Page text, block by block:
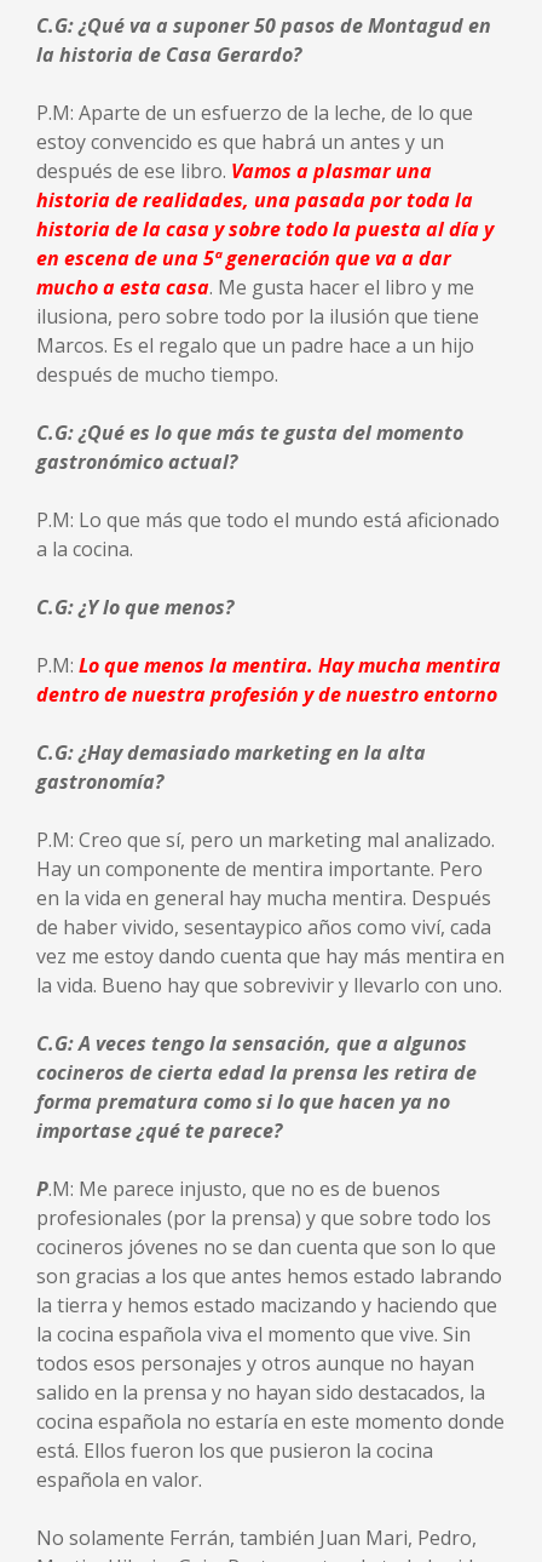
C.G: ¿Qué va a suponer 50 pasos de Montagud en
la historia de Casa Gerardo?
P.M: Aparte de un esfuerzo de la leche, de lo que
estoy convencido es que habrá un antes y un
después de ese libro. Vamos a plasmar una
historia de realidades, una pasada por toda la
historia de la casa y sobre todo la puesta al día y
en escena de una 5ª generación que va a dar
mucho a esta casa. Me gusta hacer el libro y me
ilusiona, pero sobre todo por la ilusión que tiene
Marcos. Es el regalo que un padre hace a un hijo
después de mucho tiempo.
C.G: ¿Qué es lo que más te gusta del momento
gastronómico actual?
P.M: Lo que más que todo el mundo está aficionado
a la cocina.
C.G: ¿Y lo que menos?
P.M: Lo que menos la mentira. Hay mucha mentira
dentro de nuestra profesión y de nuestro entorno
C.G: ¿Hay demasiado marketing en la alta
gastronomía?
P.M: Creo que sí, pero un marketing mal analizado.
Hay un componente de mentira importante. Pero
en la vida en general hay mucha mentira. Después
de haber vivido, sesentaypico años como viví, cada
vez me estoy dando cuenta que hay más mentira en
la vida. Bueno hay que sobrevivir y llevarlo con uno.
C.G: A veces tengo la sensación, que a algunos
cocineros de cierta edad la prensa les retira de
forma prematura como si lo que hacen ya no
importase ¿qué te parece?
P.M: Me parece injusto, que no es de buenos
profesionales (por la prensa) y que sobre todo los
cocineros jóvenes no se dan cuenta que son lo que
son gracias a los que antes hemos estado labrando
la tierra y hemos estado macizando y haciendo que
la cocina española viva el momento que vive. Sin
todos esos personajes y otros aunque no hayan
salido en la prensa y no hayan sido destacados, la
cocina española no estaría en este momento donde
está. Ellos fueron los que pusieron la cocina
española en valor.
No solamente Ferrán, también Juan Mari, Pedro,